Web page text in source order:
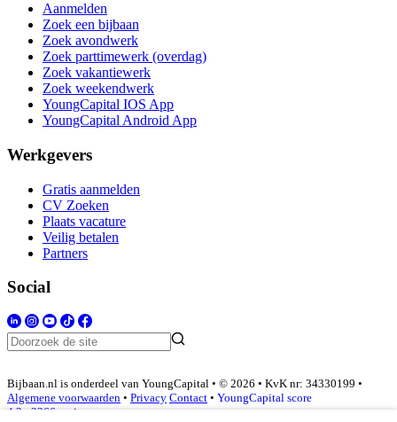
Aanmelden
Zoek een bijbaan
Zoek avondwerk
Zoek parttimewerk (overdag)
Zoek vakantiewerk
Zoek weekendwerk
YoungCapital IOS App
YoungCapital Android App
Werkgevers
Gratis aanmelden
CV Zoeken
Plaats vacature
Veilig betalen
Partners
Social
Bijbaan.nl is onderdeel van YoungCapital • © 2026 • KvK nr: 34330199 •
Algemene voorwaarden • Privacy Contact • YoungCapital score
4.3 - 3366 reviews